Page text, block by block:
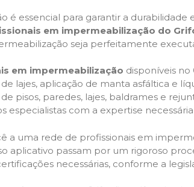
é essencial para garantir a
em impermeabilização do
seja perfeitamente
em impermeabilização disponíveis
lajes, aplicação de manta asfáltica e
pisos, paredes, lajes, baldrames e
especialistas com a expertise
a uma rede de profissionais em
aplicativo passam por um rigoroso
necessárias, conforme a